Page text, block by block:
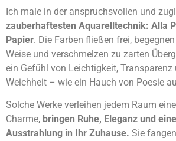
Ich male in der anspruchsvollen und
zauberhaftesten Aquarelltechnik: Alla
Papier. Die Farben fließen frei,
Weise und verschmelzen zu zarten
ein Gefühl von Leichtigkeit, Transparenz
Weichheit – wie ein Hauch von Poesie
Solche Werke verleihen jedem Raum
Charme, bringen Ruhe, Eleganz und
Ausstrahlung in Ihr Zuhause. Sie